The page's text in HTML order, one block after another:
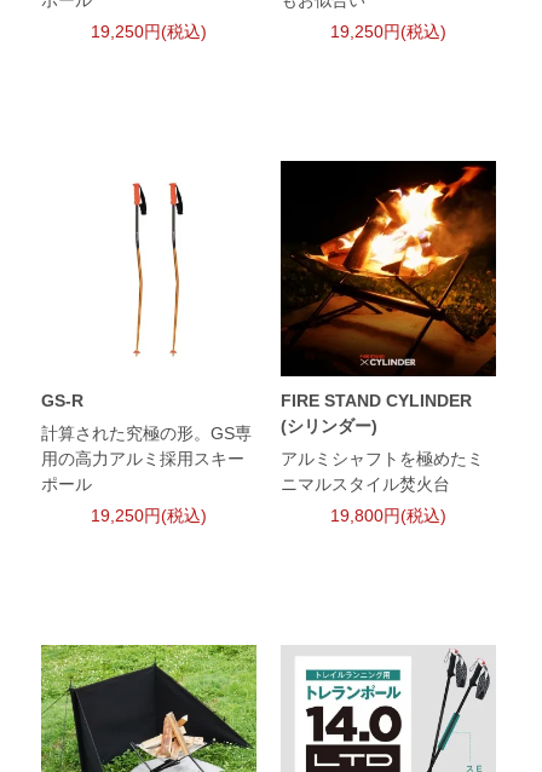
19,250円(税込)
19,250円(税込)
GS-R
計算された究極の形。GS専
用の高力アルミ採用スキー
ポール
19,250円(税込)
FIRE STAND CYLINDER
(シリンダー)
アルミシャフトを極めたミ
ニマルスタイル焚火台
19,800円(税込)